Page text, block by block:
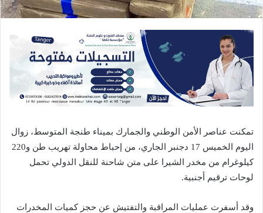
تمكنت عناصر الأمن الوطني والجمارك بميناء طنجة المتوسط، زوال
اليوم الخميس 17 دجنبر الجاري، من إحباط محاولة تهريب طن و220
كيلوغرام من مخدر الشيرا على متن شاحنة للنقل الدولي تحمل
لوحات ترقيم أجنبية.
وقد أسفرت عمليات المراقبة والتفتيش عن حجز كميات المخدرات